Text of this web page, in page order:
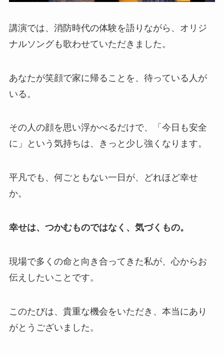
講演では、消防時代の体験を語りながら、オリジ
ナルソングも歌わせていただきました。
あなたが笑顔で家に帰ることを、待っている人が
いる。
その人の顔を思い浮かべるだけで、「今日も安全
に」という気持ちは、きっと少し強くなります。
平凡でも、何ごともない一日が、どれほど幸せ
か。
幸せは、つかむものではなく、気づくもの。
現場で多くの命と向き合ってきた私が、心からお
伝えしたいことです。
このたびは、貴重な機会をいただき、本当にあり
がとうございました。